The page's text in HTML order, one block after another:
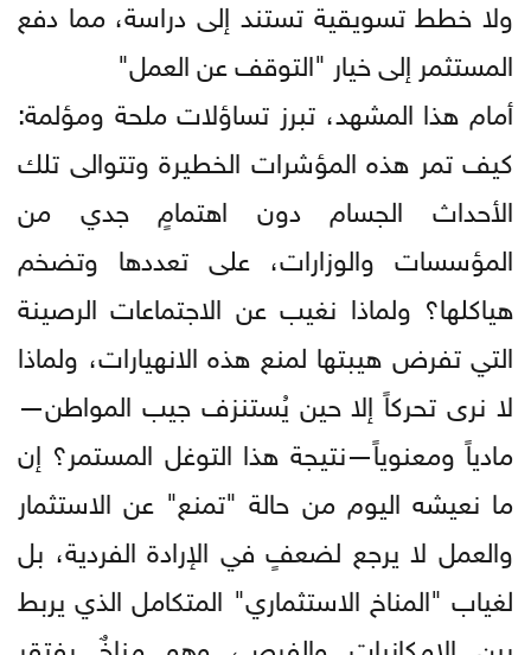
ولا خطط تسويقية تستند إلى دراسة، مما دفع
المستثمر إلى خيار "التوقف عن العمل"
أمام هذا المشهد، تبرز تساؤلات ملحة ومؤلمة:
كيف تمر هذه المؤشرات الخطيرة وتتوالى تلك
الأحداث الجسام دون اهتمامٍ جدي من
المؤسسات والوزارات، على تعددها وتضخم
هياكلها؟ ولماذا نغيب عن الاجتماعات الرصينة
التي تفرض هيبتها لمنع هذه الانهيارات، ولماذا
لا نرى تحركاً إلا حين يُستنزف جيب المواطن—
مادياً ومعنوياً—نتيجة هذا التوغل المستمر؟ إن
ما نعيشه اليوم من حالة "تمنع" عن الاستثمار
والعمل لا يرجع لضعفٍ في الإرادة الفردية، بل
لغياب "المناخ الاستثماري" المتكامل الذي يربط
بين الإمكانيات والفرص، وهو مناخٌ يفتقر